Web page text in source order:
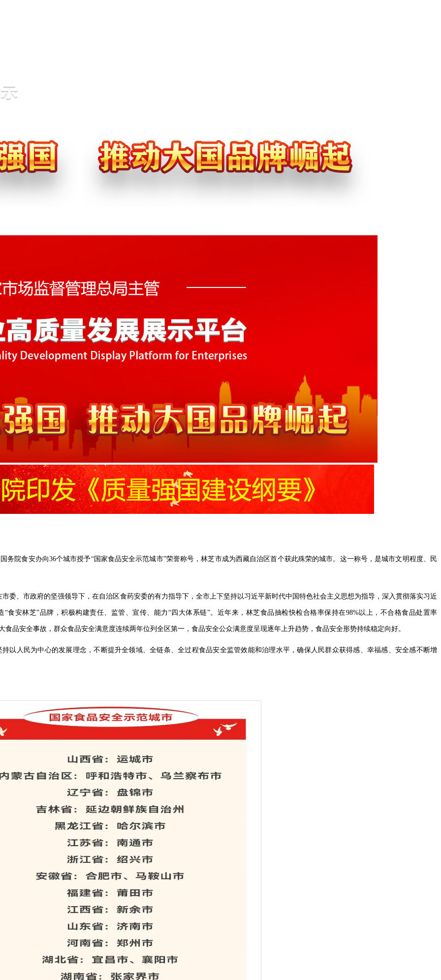
务院食安办向36个城市授予“国家食品安全示范城市”荣誉称号，林芝市成为西藏自治区首个获此殊荣的城市。这一称号，是城市文明程度、民
委、市政府的坚强领导下，在自治区食药安委的有力指导下，全市上下坚持以习近平新时代中国特色社会主义思想为指导，深入贯彻落实习近
食安林芝”品牌，积极构建责任、监管、宣传、能力“四大体系链”。近年来，林芝食品抽检快检合格率保持在98%以上，不合格食品处置率
品安全事故，群众食品安全满意度连续两年位列全区第一，食品安全公众满意度呈现逐年上升趋势，食品安全形势持续稳定向好。
以人民为中心的发展理念，不断提升全领域、全链条、全过程食品安全监管效能和治理水平，确保人民群众获得感、幸福感、安全感不断增